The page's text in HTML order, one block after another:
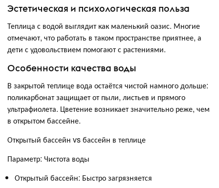
Эстетическая и психологическая польза
Теплица с водой выглядит как маленький оазис. Многие
отмечают, что работать в таком пространстве приятнее, а
дети с удовольствием помогают с растениями.
Особенности качества воды
В закрытой теплице вода остаётся чистой намного дольше:
поликарбонат защищает от пыли, листьев и прямого
ультрафиолета. Цветение возникает значительно реже, чем
в открытом бассейне.
Открытый бассейн vs бассейн в теплице
Параметр: Чистота воды
Открытый бассейн: Быстро загрязняется